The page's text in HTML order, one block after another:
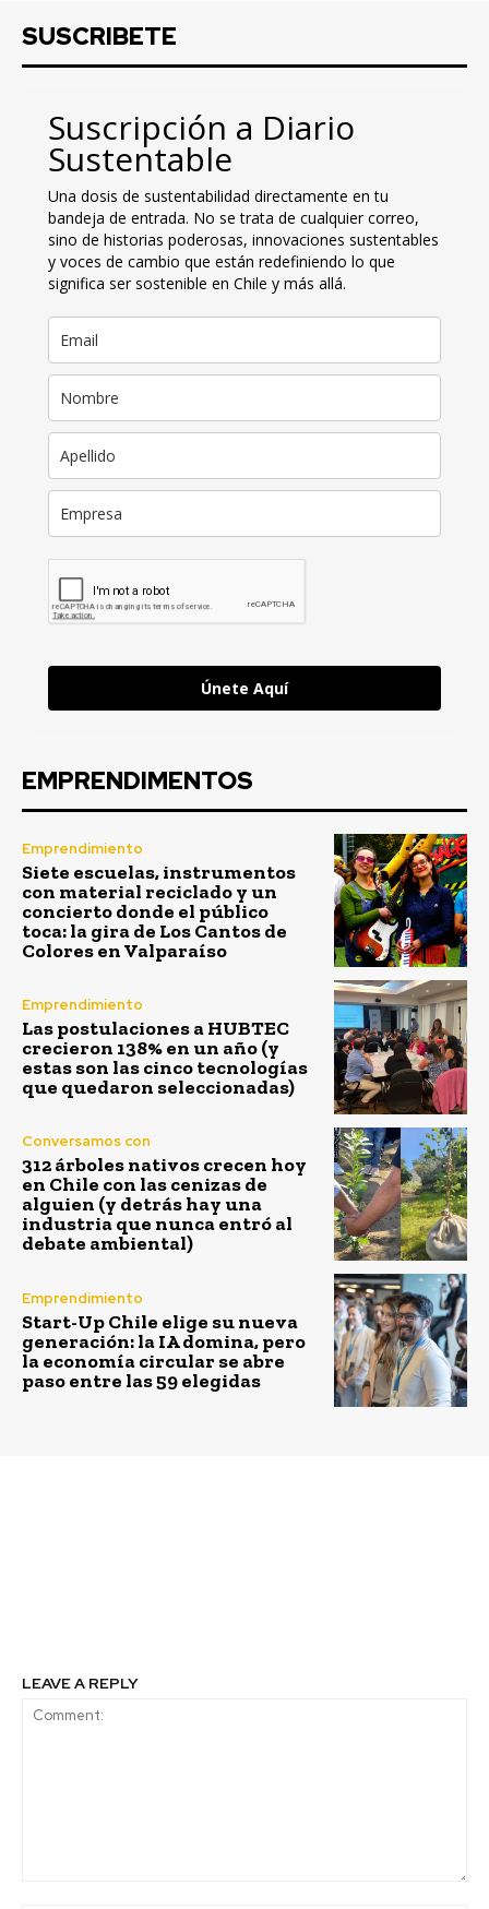
SUSCRIBETE
Suscripción a Diario
Sustentable
Una dosis de sustentabilidad directamente en tu
bandeja de entrada. No se trata de cualquier correo,
sino de historias poderosas, innovaciones sustentables
y voces de cambio que están redefiniendo lo que
significa ser sostenible en Chile y más allá.
Únete Aquí
EMPRENDIMENTOS
Emprendimiento
Siete escuelas, instrumentos
con material reciclado y un
concierto donde el público
toca: la gira de Los Cantos de
Colores en Valparaíso
Emprendimiento
Las postulaciones a HUBTEC
crecieron 138% en un año (y
estas son las cinco tecnologías
que quedaron seleccionadas)
Conversamos con
312 árboles nativos crecen hoy
en Chile con las cenizas de
alguien (y detrás hay una
industria que nunca entró al
debate ambiental)
Emprendimiento
Start-Up Chile elige su nueva
generación: la IA domina, pero
la economía circular se abre
paso entre las 59 elegidas
LEAVE A REPLY